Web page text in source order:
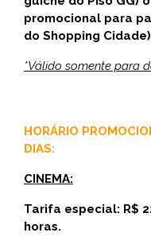
promocional para
do Shopping Cidade)
*Válido somente para
HORÁRIO
DIAS:
CINEMA:
Tarifa especial: R$
horas.